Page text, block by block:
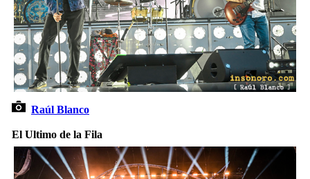
Raúl Blanco
El Ultimo de la Fila